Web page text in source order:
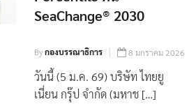
Percentile ดัน
SeaChange® 2030
กองบรรณาธิการ 8 มกราคม 2026
วันนี้ (5 ม.ค. 69) บริษัท ไทยยู